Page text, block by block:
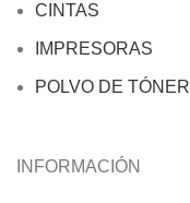
CINTAS
IMPRESORAS
POLVO DE TÓNER
INFORMACIÓN